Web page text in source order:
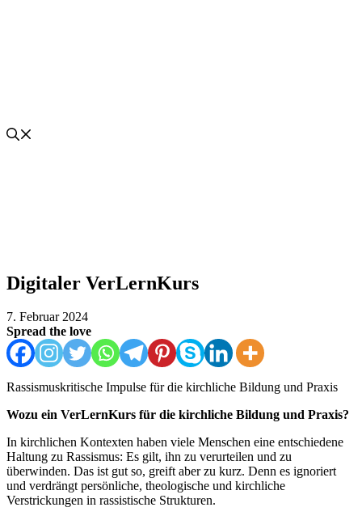
Digitaler VerLernKurs
7. Februar 2024
Spread the love
Rassismuskritische Impulse für die kirchliche Bildung und Praxis
Wozu ein VerLernKurs für die kirchliche Bildung und Praxis?
In kirchlichen Kontexten haben viele Menschen eine entschiedene
Haltung zu Rassismus: Es gilt, ihn zu verurteilen und zu
überwinden. Das ist gut so, greift aber zu kurz. Denn es ignoriert
und verdrängt persönliche, theologische und kirchliche
Verstrickungen in rassistische Strukturen.